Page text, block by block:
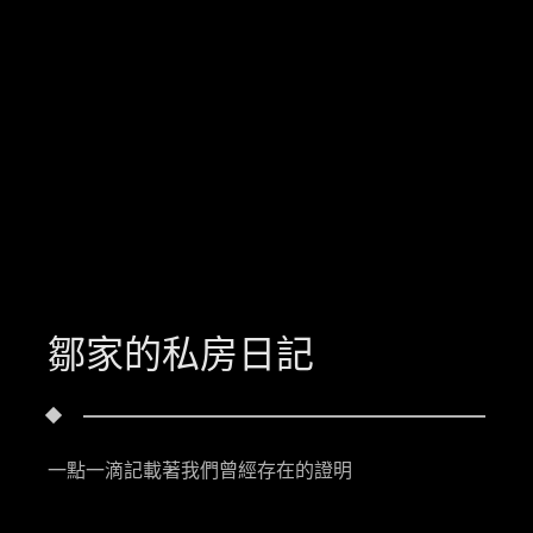
鄒家的私房日記
一點一滴記載著我們曾經存在的證明